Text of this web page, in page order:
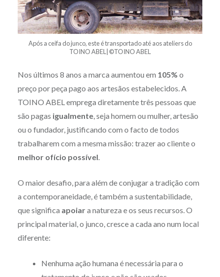
Após a ceifa do junco, este é transportado até aos ateliers do
TOINO ABEL| ©TOINO ABEL
Nos últimos 8 anos a marca aumentou em 105% o
preço por peça pago aos artesãos estabelecidos. A
TOINO ABEL emprega diretamente três pessoas que
são pagas igualmente, seja homem ou mulher, artesão
ou o fundador, justificando com o facto de todos
trabalharem com a mesma missão: trazer ao cliente o
melhor ofício possível
O maior desafio, para além de conjugar a tradição com
a contemporaneidade, é também a sustentabilidade,
que significa apoiara natureza e os seus recursos. O
principal material, o junco, cresce a cada ano num local
diferente:
Nenhuma ação humana é necessária para o